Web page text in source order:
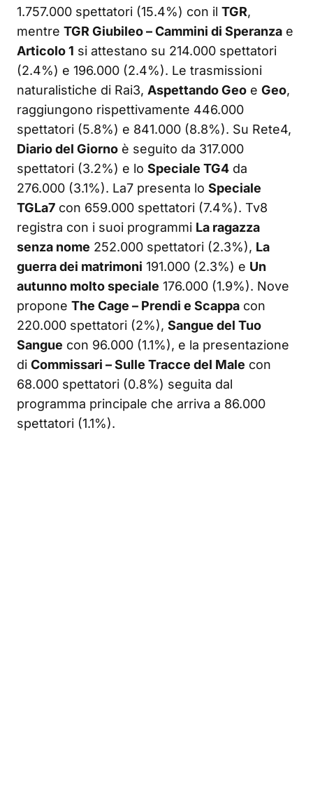
1.757.000 spettatori (15.4%) con il TGR,
mentre TGR Giubileo – Cammini di Speranza e
Articolo 1 si attestano su 214.000 spettatori
(2.4%) e 196.000 (2.4%). Le trasmissioni
naturalistiche di Rai3, Aspettando Geo e Geo,
raggiungono rispettivamente 446.000
spettatori (5.8%) e 841.000 (8.8%). Su Rete4,
Diario del Giorno è seguito da 317.000
spettatori (3.2%) e lo Speciale TG4 da
276.000 (3.1%). La7 presenta lo Speciale
TGLa7 con 659.000 spettatori (7.4%). Tv8
registra con i suoi programmi La ragazza
senza nome 252.000 spettatori (2.3%), La
guerra dei matrimoni 191.000 (2.3%) e Un
autunno molto speciale 176.000 (1.9%). Nove
propone The Cage – Prendi e Scappa con
220.000 spettatori (2%), Sangue del Tuo
Sangue con 96.000 (1.1%), e la presentazione
di Commissari – Sulle Tracce del Male con
68.000 spettatori (0.8%) seguita dal
programma principale che arriva a 86.000
spettatori (1.1%).